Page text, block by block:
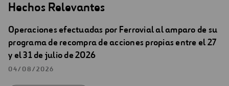
Hechos Relevantes
Operaciones efectuadas por Ferrovial al amparo de su
programa de recompra de acciones propias entre el 27
y el 31 de julio de 2026
04/08/2026